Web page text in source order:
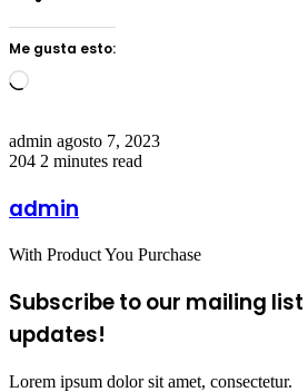
Me gusta esto:
Loading…
admin Send
an
agosto 7, 2023
204 2 minutes read
admin
With Product You Purchase
Subscribe to our mailing
updates!
Lorem ipsum dolor sit amet, consectetur.